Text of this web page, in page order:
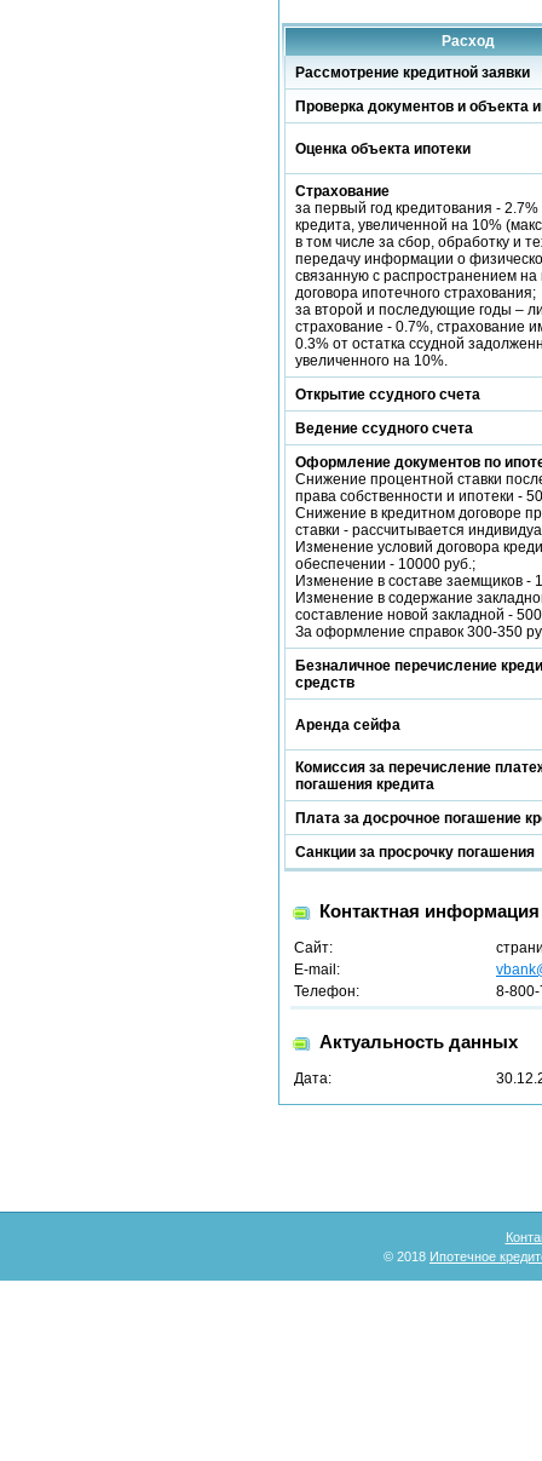
Расход
Рассмотрение кредитной заявки
Проверка документов и объекта
Оценка объекта ипотеки
Страхование
за первый год кредитования -
кредита, увеличенной на 10%
в том числе за сбор, обработку и
передачу информации о
связанную с распространением на
договора ипотечного страхования;
за второй и последующие годы –
страхование - 0.7%, страхование
0.3% от остатка ссудной
увеличенного на 10%.
Открытие ссудного счета
Ведение ссудного счета
Оформление документов по
Снижение процентной ставки
права собственности и ипотеки -
Снижение в кредитном договоре
ставки - рассчитывается
Изменение условий договора
обеспечении - 10000 руб.;
Изменение в составе заемщиков -
Изменение в содержание
составление новой закладной -
За оформление справок 300-350
Безналичное перечисление
средств
Аренда сейфа
Комиссия за перечисление
погашения кредита
Плата за досрочное погашение
Санкции за просрочку погашения
Контактная информация
Сайт:
E-mail:
Телефон:
8-
Актуальность данных
Дата:
© 2018 Ипотечное